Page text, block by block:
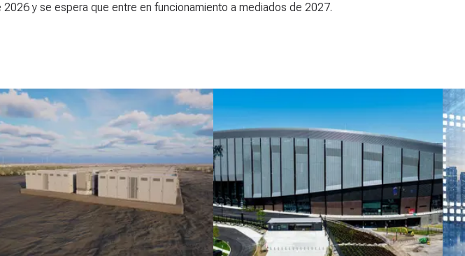
2026 y se espera que entre en funcionamiento a mediados de 2027.